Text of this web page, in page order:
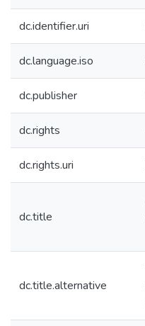
dc.identifier.uri
dc.language.iso
dc.publisher
dc.rights
dc.rights.uri
dc.title
dc.title.alternative